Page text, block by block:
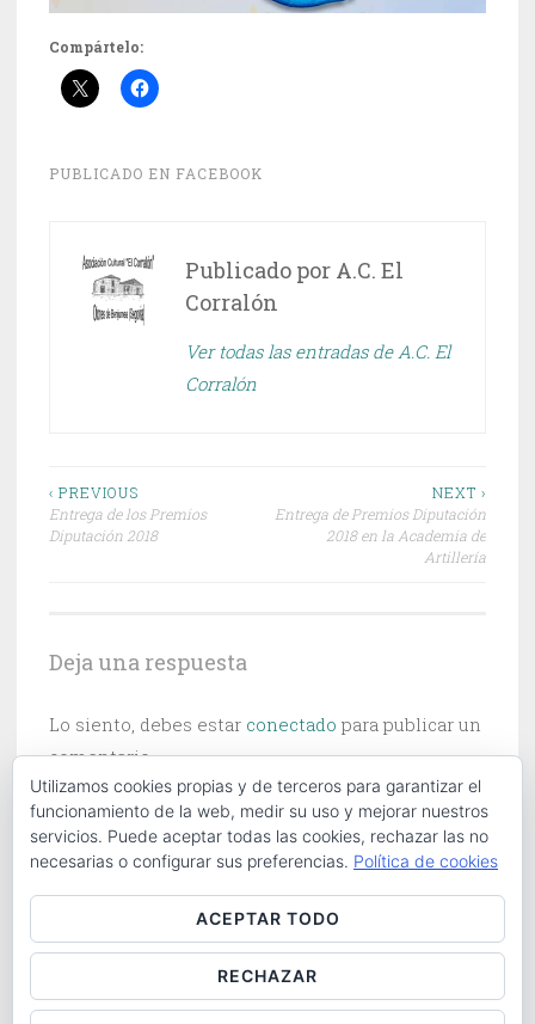
Compártelo:
PUBLICADO EN FACEBOOK
Publicado por A.C. El
Corralón
Ver todas las entradas de A.C. El
Corralón
Navegación
de
‹ PREVIOUS
Entrega de los Premios
Diputación 2018
NEXT ›
Entrega de Premios Diputación
2018 en la Academia de
Artillería
Deja una respuesta
Lo siento, debes estar conectado para publicar un
comentario.
Utilizamos cookies propias y de terceros para garantizar el
funcionamiento de la web, medir su uso y mejorar nuestros
servicios. Puede aceptar todas las cookies, rechazar las no
necesarias o configurar sus preferencias. Política de cookies
ACEPTAR TODO
RECHAZAR